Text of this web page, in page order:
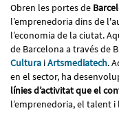
Obren les portes de
l’emprenedoria dins de
l’economia de la ciutat.
de Barcelona a través de
Cultura iArtsmediatech.
en el sector, ha
línies d’activitat que el
l’emprenedoria, el talent